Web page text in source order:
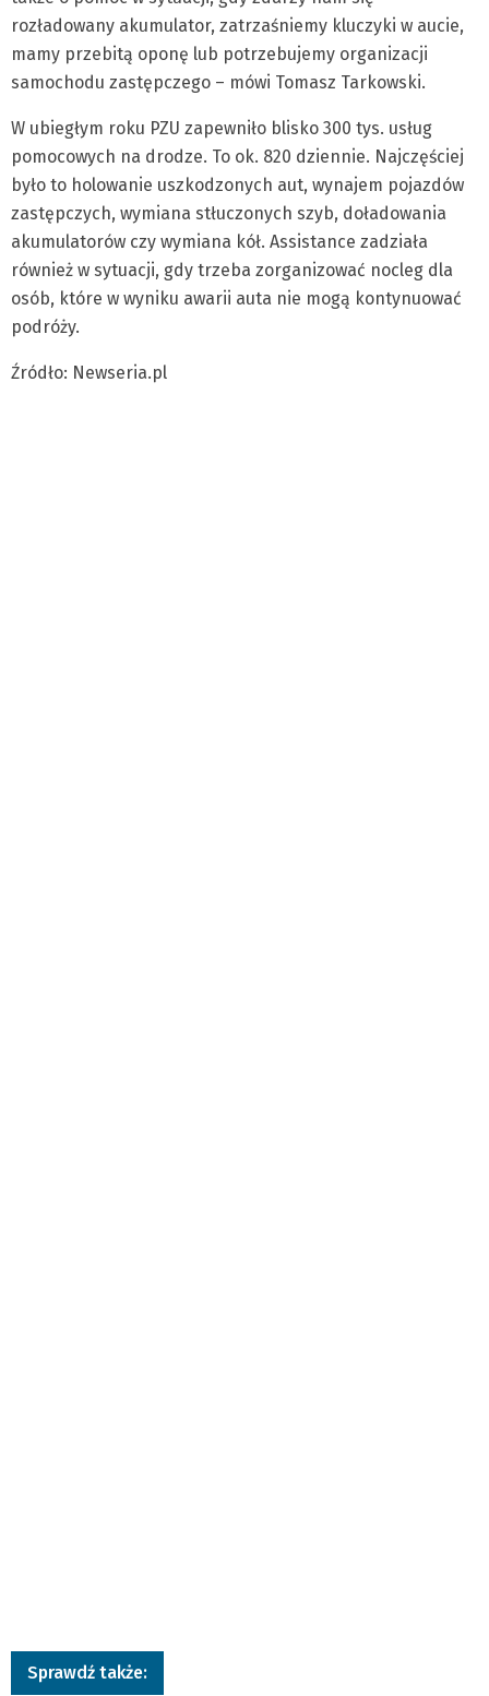
rozładowany akumulator, zatrzaśniemy kluczyki w aucie,
mamy przebitą oponę lub potrzebujemy organizacji
samochodu zastępczego – mówi Tomasz Tarkowski.
W ubiegłym roku PZU zapewniło blisko 300 tys. usług
pomocowych na drodze. To ok. 820 dziennie. Najczęściej
było to holowanie uszkodzonych aut, wynajem pojazdów
zastępczych, wymiana stłuczonych szyb, doładowania
akumulatorów czy wymiana kół. Assistance zadziała
również w sytuacji, gdy trzeba zorganizować nocleg dla
osób, które w wyniku awarii auta nie mogą kontynuować
podróży.
Źródło: Newseria.pl
Sprawdź także: